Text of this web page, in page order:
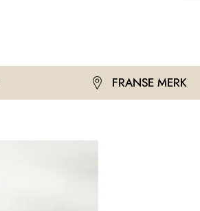
FRANSE MERK